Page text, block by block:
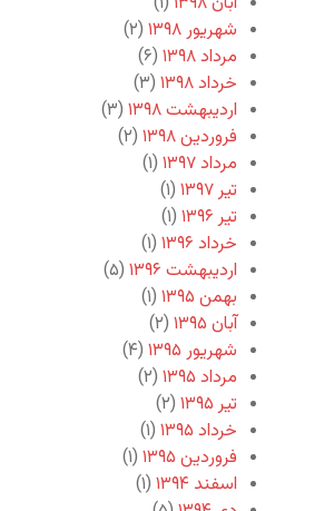
شهریور ۱۳۹۸
(۲)
مرداد ۱۳۹۸
(۶)
خرداد ۱۳۹۸
(۳)
اردیبهشت ۱۳۹۸
(۳)
فروردین ۱۳۹۸
(۲)
مرداد ۱۳۹۷
(۱)
تیر ۱۳۹۷
(۱)
تیر ۱۳۹۶
(۱)
خرداد ۱۳۹۶
(۱)
اردیبهشت ۱۳۹۶
(۵)
بهمن ۱۳۹۵
(۱)
آبان ۱۳۹۵
(۲)
شهریور ۱۳۹۵
(۴)
مرداد ۱۳۹۵
(۲)
تیر ۱۳۹۵
(۲)
خرداد ۱۳۹۵
(۱)
فروردین ۱۳۹۵
(۱)
اسفند ۱۳۹۴
(۱)